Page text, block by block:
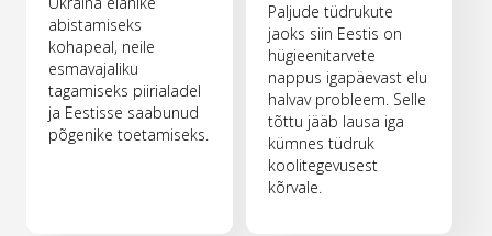
abistamiseks
kohapeal, neile
esmavajaliku
tagamiseks piirialadel
ja Eestisse saabunud
põgenike toetamiseks.
Paljude tüdrukute
jaoks siin Eestis on
hügieenitarvete
nappus igapäevast elu
halvav probleem. Selle
tõttu jääb lausa iga
kümnes tüdruk
koolitegevusest
kõrvale.